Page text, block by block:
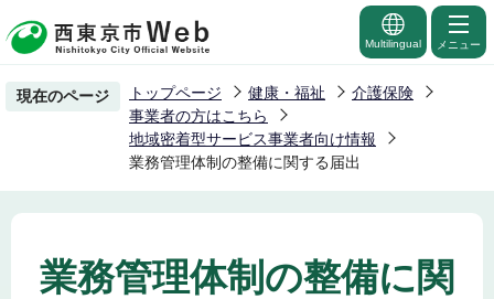
の
ー
先
頭
Multilingual メニュー
現在のページ トップページ 健康・福祉
介護保険
事業者の方はこちら
地域密着型サービス事業者向け情報
業務管理体制の整備に関する届出
業務管理体制の整備に関